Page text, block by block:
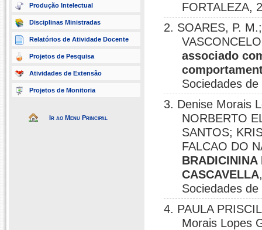
Produção Intelectual
Disciplinas Ministradas
Relatórios de Atividade Docente
Projetos de Pesquisa
Atividades de Extensão
Projetos de Monitoria
Ir ao Menu Principal
FORTALEZA,
2. SOARES, P.
associado
Sociedades
3. Denise Morais
NORBERTO
SANTOS;
FALCAO DO
BRADICININA
CASCAVELLA
Sociedades
4. PAULA
Morais Lopes